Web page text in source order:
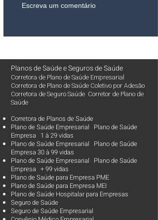
Escreva um comentário
Planos de SaúdeeSeguros de Saúde
Corretora de Plano de Saúde Empresarial
Corretora de Plano de Saúde Coletivo por Adesão
Corretora de Seguro Saúde Corretor de Plano de
Saúde
Corretora de Planos de Saúde
Plano de Saúde Empresarial Plano de Saúde
Empresa 1 à 29 vidas
Plano de Saúde Empresarial Plano de Saúde
Empresa 30 à 99 vidas ​
Plano de Saúde Empresarial Plano de Saúde
Empresa + 99 vidas
Plano de Saúde para Empresa PME
Plano de Saúde para Empresa MEI
Plano de Saúde Hospitalar para Empresas
Seguro de Saúde
Seguro de Saúde Empresarial